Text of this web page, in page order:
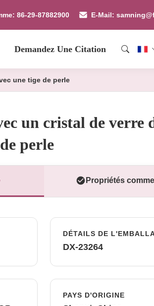
86-29-87882900 E-Mail:
Demandez Une Citation
une tige de perle
un cristal de verre
perle
Propriétés
DÉTAILS DE
DX-23264
PAYS D'ORIGINE